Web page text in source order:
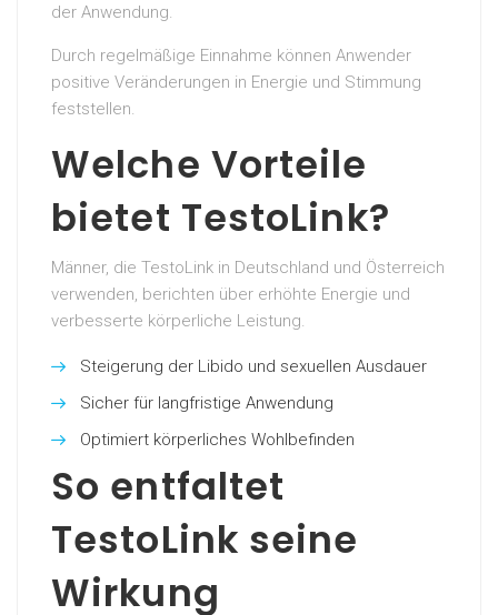
der Anwendung.
Durch regelmäßige Einnahme können Anwender
positive Veränderungen in Energie und Stimmung
feststellen.
Welche Vorteile
bietet TestoLink?
Männer, die TestoLink in Deutschland und Österreich
verwenden, berichten über erhöhte Energie und
verbesserte körperliche Leistung.
Steigerung der Libido und sexuellen Ausdauer
Sicher für langfristige Anwendung
Optimiert körperliches Wohlbefinden
So entfaltet
TestoLink seine
Wirkung